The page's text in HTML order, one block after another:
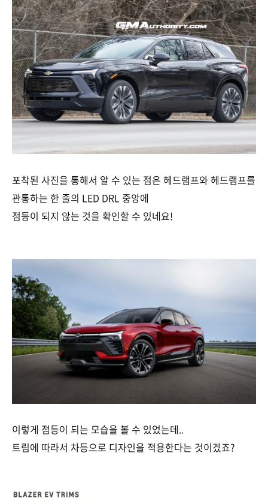
포착된 사진을 통해서 알 수 있는 점은 헤드램프와 헤드램프를
관통하는 한 줄의 LED DRL 중앙에
점등이 되지 않는 것을 확인할 수 있네요!
이렇게 점등이 되는 모습을 볼 수 있었는데..
트림에 따라서 차등으로 디자인을 적용한다는 것이겠죠?